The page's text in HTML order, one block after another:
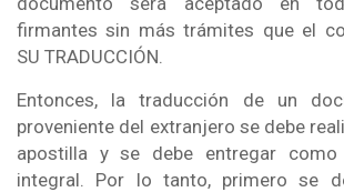
firmantes sin más trámites que el
SU TRADUCCIÓN.
Entonces, la traducción de un
proveniente del extranjero se debe
apostilla y se debe entregar como
integral. Por lo tanto, primero se